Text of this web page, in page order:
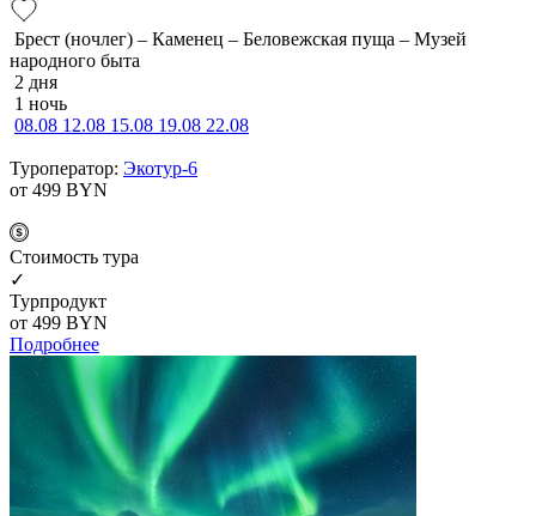
Брест (ночлег) – Каменец – Беловежская пуща – Музей
народного быта
2 дня
1 ночь
08.08 12.08 15.08 19.08 22.08
Туроператор: Экотур-6
от 499 BYN
Cтоимость тура
✓
Турпродукт
от 499 BYN
Подробнее